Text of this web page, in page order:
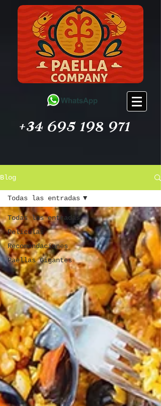
+34 695 198 971
Blog
Todas las entradas
Películas
Recomendaciones
Paellas Gigantes
Todas las entradas